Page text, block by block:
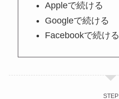
Appleで続ける
Googleで続ける
Facebookで続ける
STEP